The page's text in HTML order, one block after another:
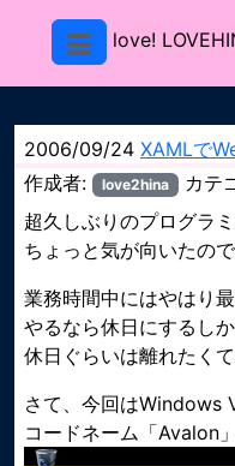
love!
2006/09/24 XAMLで
作成者:
love2hina カテ
超久しぶりのプログラ
ちょっと気が向いたの
業務時間中にはやはり
やるなら休日にするし
休日ぐらいは離れたく
さて、今回はWindows
コードネーム「Avalon